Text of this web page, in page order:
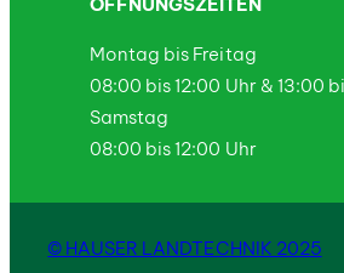
Montag bis Freitag
08:00 bis 12:00 Uhr & 13:00
Samstag
08:00 bis 12:00 Uhr
© HAUSER LANDTECHNIK 2025